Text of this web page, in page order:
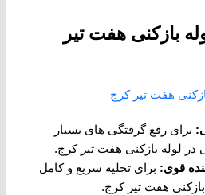
بازکنی هفت تیر
: برای رفع گرفتگی های بسیار
لوله بازکنی هفت تیر کرج.
قوی: برای تخلیه سریع و کامل
بازکنی هفت تیر کرج.